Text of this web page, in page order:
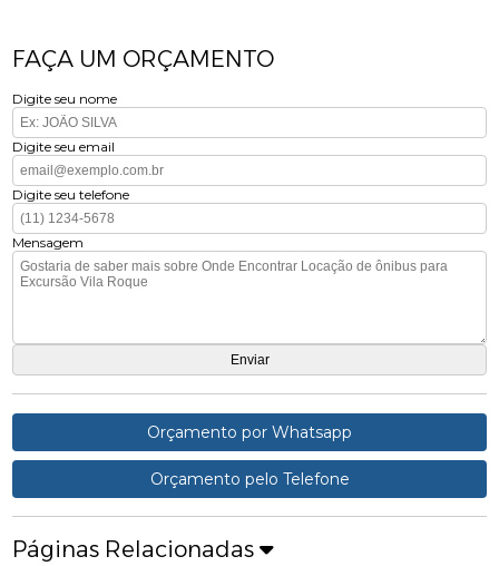
FAÇA UM ORÇAMENTO
Digite seu nome
Digite seu email
Digite seu telefone
Mensagem
Orçamento por Whatsapp
Orçamento pelo Telefone
Páginas Relacionadas